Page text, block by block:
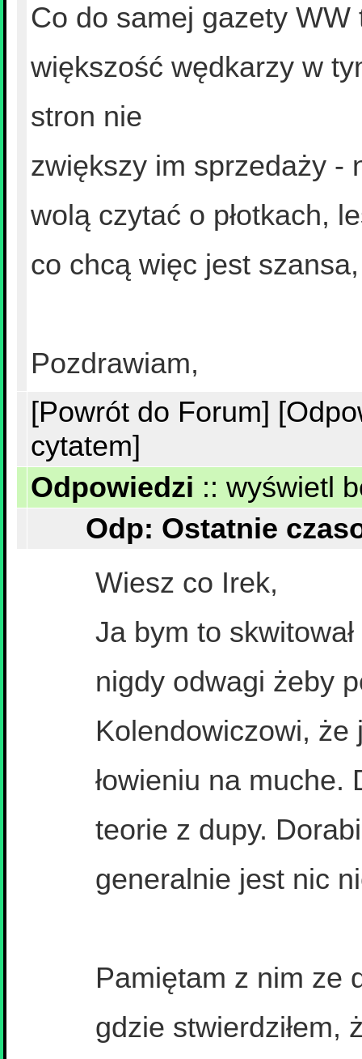
Co do samej gazety
większość wędkarzy w
stron nie
zwiększy im sprzedaży -
wolą czytać o płotkach,
co chcą więc jest
Pozdrawiam,
[Powrót do Forum]
cytatem]
Odpowiedzi :: wyświetl
Wiesz co Irek,
Ja bym to
nigdy odwagi żeby
Kolendowiczowi,
łowieniu na muche.
teorie z dupy.
generalnie jest nic
Pamiętam z nim ze
gdzie stwierdziłem,